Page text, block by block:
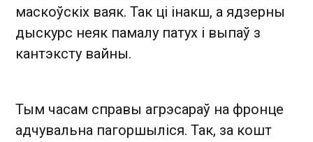
маскоўскіх ваяк. Так ці інакш, а ядзерны
дыскурс неяк памалу патух і выпаў з
кантэксту вайны.
Тым часам справы агрэсараў на фронце
адчувальна пагоршыліся. Так, за кошт